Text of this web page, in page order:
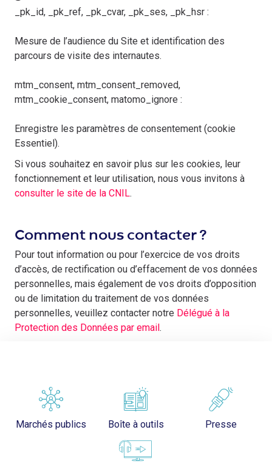
_pk_id, _pk_ref, _pk_cvar, _pk_ses, _pk_hsr :
Mesure de l’audience du Site et identification des
parcours de visite des internautes.
mtm_consent, mtm_consent_removed,
mtm_cookie_consent, matomo_ignore :
Enregistre les paramètres de consentement (cookie
Essentiel).
Si vous souhaitez en savoir plus sur les cookies, leur
fonctionnement et leur utilisation, nous vous invitons à
consulter le site de la CNIL.
Comment nous contacter ?
Pour tout information ou pour l’exercice de vos droits
d’accès, de rectification ou d’effacement de vos données
personnelles, mais également de vos droits d’opposition
ou de limitation du traitement de vos données
personnelles, veuillez contacter notre Délégué à la
Protection des Données par email.
Marchés publics Boîte à outils Presse